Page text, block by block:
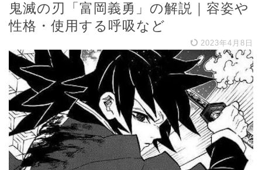
鬼滅の刃「富岡義勇」の解説｜容姿や
性格・使用する呼吸など
2023年4月8日